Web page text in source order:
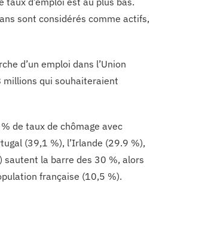
sont considérés comme actifs,
d’un emploi dans l’Union
millions qui souhaiteraient
de taux de chômage avec
(39,1 %), l’Irlande (29.9 %),
sautent la barre des 30 %, alors
française (10,5 %).